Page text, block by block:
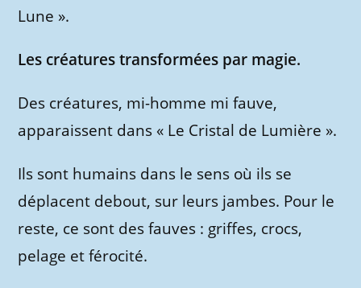
Lune ».
Les créatures transformées par magie.
Des créatures, mi-homme mi fauve,
apparaissent dans « Le Cristal de Lumière ».
Ils sont humains dans le sens où ils se
déplacent debout, sur leurs jambes. Pour le
reste, ce sont des fauves : griffes, crocs,
pelage et férocité.